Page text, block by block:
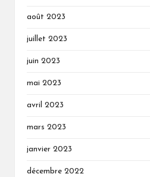
août 2023
juillet 2023
juin 2023
mai 2023
avril 2023
mars 2023
janvier 2023
décembre 2022